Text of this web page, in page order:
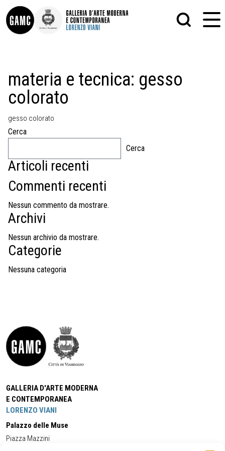
CONTATTI
DIDATTICA
SHOP
LE COLLEZIONI
GLI AUTORI
MOSTRE
EVENTI
PALAZZO DELLE MUSE
GRAFICA
PITTURA
SCULTURA
materia e tecnica: gesso
colorato
gesso colorato
Cerca
Cerca
Articoli recenti
Commenti recenti
Nessun commento da mostrare.
Archivi
Nessun archivio da mostrare.
Categorie
Nessuna categoria
GALLERIA D'ARTE MODERNA
E CONTEMPORANEA
LORENZO VIANI
Palazzo delle Muse
Piazza Mazzini